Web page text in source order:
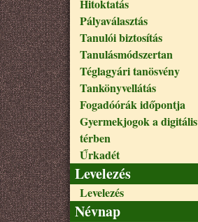
Hitoktatás
Pályaválasztás
Tanulói biztosítás
Tanulásmódszertan
Téglagyári tanösvény
Tankönyvellátás
Fogadóórák időpontja
Gyermekjogok a digitális
térben
Űrkadét
Levelezés
Levelezés
Névnap